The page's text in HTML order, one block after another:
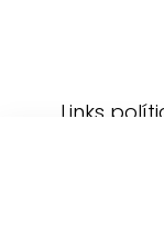
Links